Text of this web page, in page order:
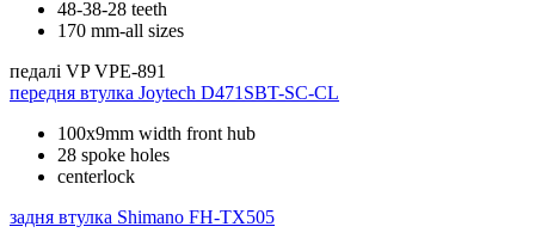
48-38-28 teeth
170 mm-all sizes
педалі VP VPE-891
передня втулка Joytech D471SBT-SC-CL
100x9mm width front hub
28 spoke holes
centerlock
задня втулка Shimano FH-TX505